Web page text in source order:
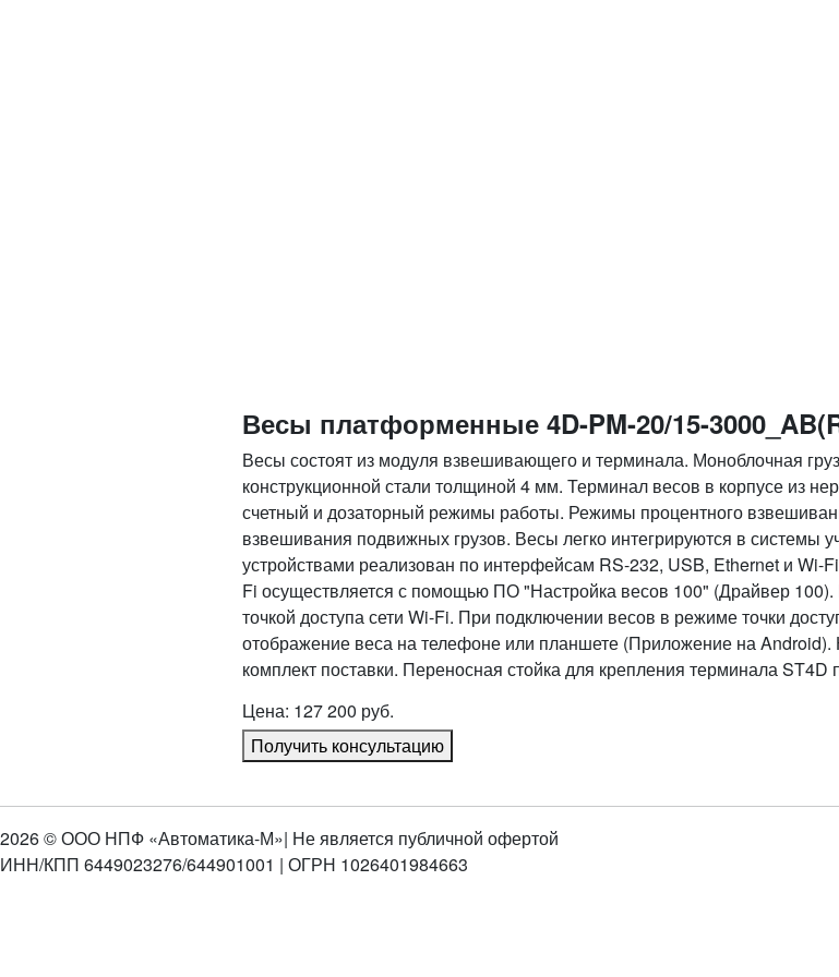
Весы платформенные 4D-PM-20/15-
Весы состоят из модуля взвешивающего и терминала. Моноблочная
конструкционной стали толщиной 4 мм. Терминал весов в корпусе из
счетный и дозаторный режимы работы. Режимы процентного
взвешивания подвижных грузов. Весы легко интегрируются в
устройствами реализован по интерфейсам RS-232, USB, Ethernet и Wi-
Fi осуществляется с помощью ПО "Настройка весов 100" (Драйвер 100).
точкой доступа сети Wi-Fi. При подключении весов в режиме точки
отображение веса на телефоне или планшете (Приложение на Android).
комплект поставки. Переносная стойка для крепления терминала ST4D
Цена: 127 200 руб.
Получить консультацию
2026 © ООО НПФ «Автоматика-М»| Не является публичной офертой
ИНН/КПП 6449023276/644901001 | ОГРН 1026401984663